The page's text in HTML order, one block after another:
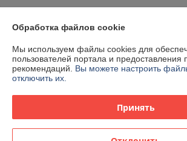
О нас
Контакты
Доставка и оплата
Обработка файлов cookie
Мы используем файлы cookies для
пользователей портала и предоставления
рекомендаций. Вы можете настроить
отключить их.
Принять